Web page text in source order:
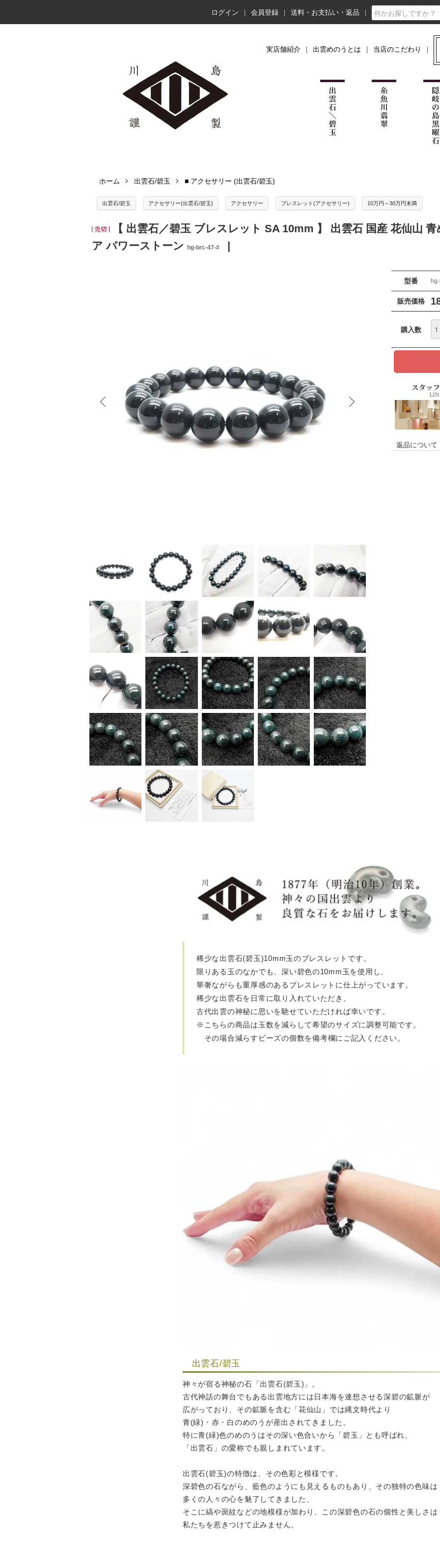
ログイン 会員登録 送料・お支払い・返品
実店舗紹介 出雲めのうとは 当店のこだわり
ホーム 出雲石/碧玉 ■ アクセサリー (出雲石/碧玉)
出雲石/碧玉 アクセサリー(出雲石/碧玉) アクセサリー ブレスレット(アクセサリー) 10万円～30万円未満
【 出雲石／碧玉 ブレスレット SA 10mm 】 出雲石 国産 花仙山
ア パワーストーン hg-brc-47-#
型番
販売価格
購入数
返品について
稀少な出雲石(碧玉)10mm玉のブレスレットです。
限りある玉のなかでも、深い碧色の10mm玉を使用し、
華奢ながらも重厚感のあるブレスレットに仕上がっています。
稀少な出雲石を日常に取り入れていただき、
古代出雲の神秘に思いを馳せていただければ幸いです。
※こちらの商品は玉数を減らして希望のサイズに調整可能です。
その場合減らすビーズの個数を備考欄にご記入ください。
出雲石/碧玉
神々が宿る神秘の石「出雲石(碧玉)」。
古代神話の舞台でもある出雲地方には日本海を連想させる深碧の鉱脈が
広がっており、その鉱脈を含む「花仙山」では縄文時代より
青(緑)・赤・白のめのうが産出されてきました。
特に青(緑)色のめのうはその深い色合いから「碧玉」とも呼ばれ、
「出雲石」の愛称でも親しまれています。
出雲石(碧玉)の特徴は、その色彩と模様です。
深碧色の石ながら、藍色のようにも見えるものもあり、その独特の色味は
多くの人々の心を魅了してきました、
そこに縞や斑紋などの地模様が加わり、この深碧色の石の個性と美しさは
私たちを惹きつけて止みません。